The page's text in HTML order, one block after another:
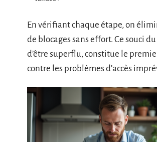
En vérifiant chaque étape, on
de blocages sans effort. Ce souci
d’être superflu, constitue le
contre les problèmes d’accès